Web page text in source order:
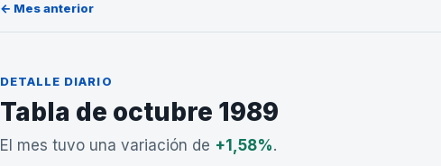
← Mes anterior
DETALLE DIARIO
Tabla de octubre 1989
El mes tuvo una variación de +1,58%.